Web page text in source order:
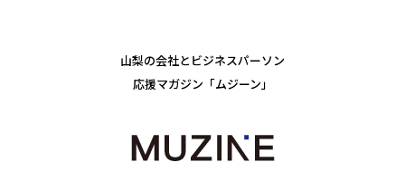
山梨の会社とビジネスパーソン
応援マガジン「ムジーン」